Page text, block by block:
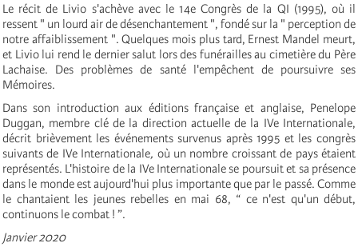
Le récit de Livio s'achève avec le 14e Congrès de la QI (1995), où il
ressent " un lourd air de désenchantement ", fondé sur la " perception de
notre affaiblissement ". Quelques mois plus tard, Ernest Mandel meurt,
et Livio lui rend le dernier salut lors des funérailles au cimetière du Père
Lachaise. Des problèmes de santé l'empêchent de poursuivre ses
Mémoires.
Dans son introduction aux éditions française et anglaise, Penelope
Duggan, membre clé de la direction actuelle de la IVe Internationale,
décrit brièvement les événements survenus après 1995 et les congrès
suivants de IVe Internationale, où un nombre croissant de pays étaient
représentés. L'histoire de la IVe Internationalese poursuit et sa présence
dans le monde est aujourd'hui plus importante que par le passé. Comme
le chantaient les jeunes rebelles en mai 68, “ ce n'est qu'un début,
continuons le combat ! ”.
Janvier 2020